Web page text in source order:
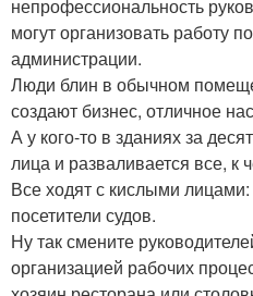
непрофессиональность
могут организовать работу
администрации.
Люди блин в обычном
создают бизнес, отличное
А у кого-то в зданиях за
лица и разваливается все, к
Все ходят с кислыми лицами:
посетители судов.
Ну так смените
организацией рабочих